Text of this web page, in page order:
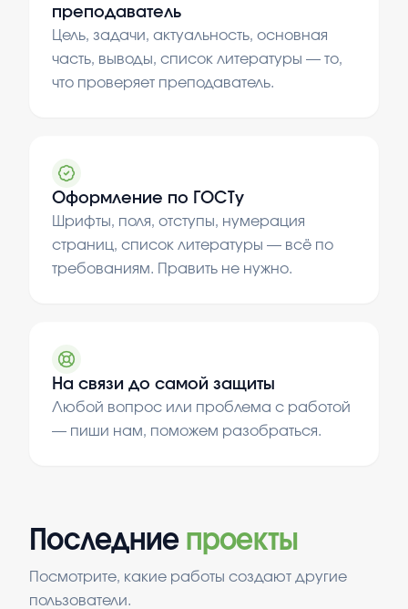
преподаватель
Цель, задачи, актуальность, основная
часть, выводы, список литературы — то,
что проверяет преподаватель.
Оформление по ГОСТу
Шрифты, поля, отступы, нумерация
страниц, список литературы — всё по
требованиям. Править не нужно.
На связи до самой защиты
Любой вопрос или проблема с работой
— пиши нам, поможем разобраться.
Последние проекты
Посмотрите, какие работы создают другие
пользователи.